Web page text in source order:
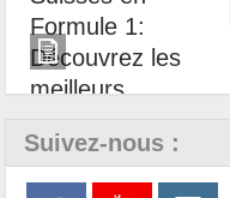
Suivez-nous :